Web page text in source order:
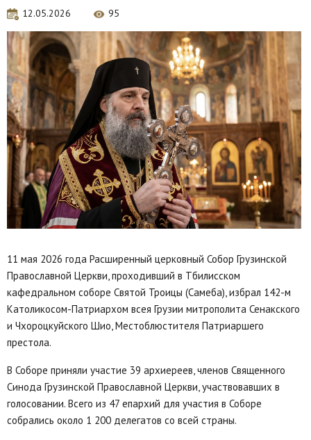
12.05.2026 95
11 мая 2026 года Расширенный церковный Собор Грузинской
Православной Церкви, проходивший в Тбилисском
кафедральном соборе Святой Троицы (Самеба), избрал 142-м
Католикосом-Патриархом всея Грузии митрополита Сенакского
и Чхороцкуйского Шио, Местоблюстителя Патриаршего
престола.
В Соборе приняли участие 39 архиереев, членов Священного
Синода Грузинской Православной Церкви, участвовавших в
голосовании. Всего из 47 епархий для участия в Соборе
собрались около 1 200 делегатов со всей страны.